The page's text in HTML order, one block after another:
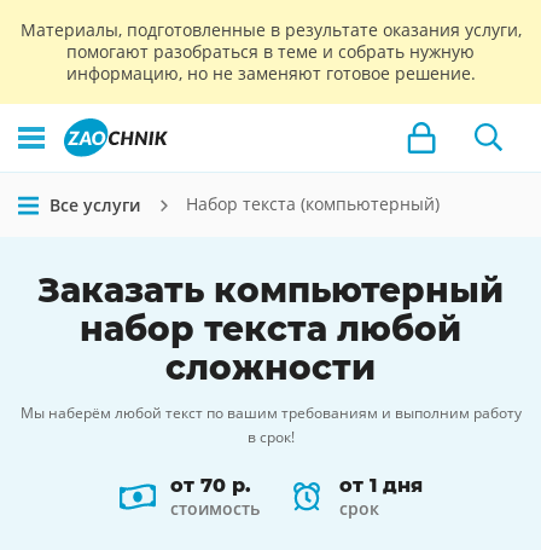
Материалы, подготовленные в результате оказания услуги,
помогают разобраться в теме и собрать нужную
информацию, но не заменяют готовое решение.
Все услуги Набор текста (компьютерный)
Заказать компьютерный
набор текста любой
сложности
Мы наберём любой текст по вашим требованиям и выполним работу
в срок!
от 70 р.
стоимость
от 1 дня
срок